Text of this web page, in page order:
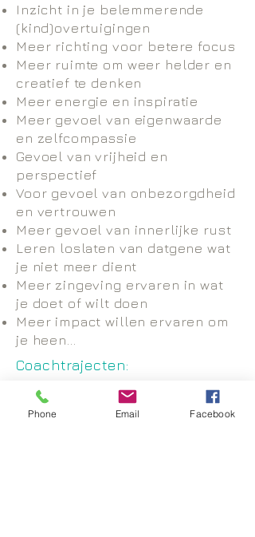
Inzicht in je belemmerende
(kind)overtuigingen
Meer richting voor betere focus
Meer ruimte om weer helder en
creatief te denken
Meer energie en inspiratie
Meer gevoel van eigenwaarde
en zelfcompassie
Gevoel van vrijheid en
perspectief
Voor gevoel van onbezorgdheid
en vertrouwen
Meer gevoel van innerlijke rust
Leren loslaten van datgene wat
je niet meer dient
Meer zingeving ervaren in wat
je doet of wilt doen
Meer impact willen ervaren om
je heen...
Coachtrajecten:
1-op-1 trajecten: losse afspraken te
boeken.
Phone Email Facebook